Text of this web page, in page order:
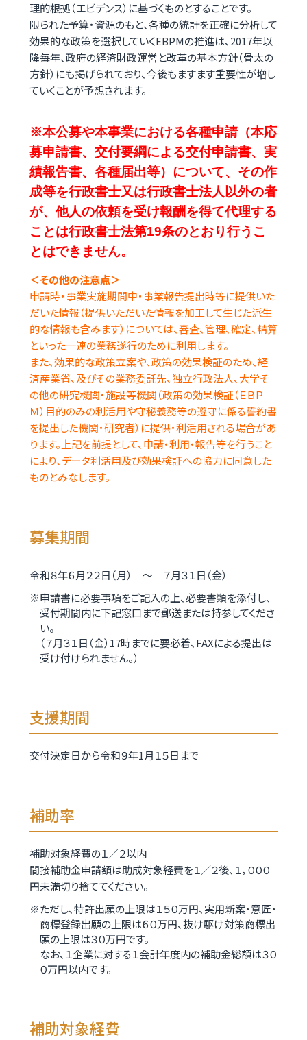
理的根拠（エビデンス）に基づくものとすることです。
限られた予算・資源のもと、各種の統計を正確に分析して
効果的な政策を選択していくEBPMの推進は、2017年以
降毎年、政府の経済財政運営と改革の基本方針（骨太の
方針）にも掲げられており、今後もますます重要性が増し
ていくことが予想されます。
※本公募や本事業における各種申請（本応
募申請書、交付要綱による交付申請書、実
績報告書、各種届出等）について、その作
成等を行政書士又は行政書士法人以外の者
が、他人の依頼を受け報酬を得て代理する
ことは行政書士法第19条のとおり行うこ
とはできません。
＜その他の注意点＞
申請時・事業実施期間中・事業報告提出時等に提供いた
だいた情報（提供いただいた情報を加工して生じた派生
的な情報も含みます）については、審査、管理、確定、精算
といった一連の業務遂行のために利用します。
また、効果的な政策立案や、政策の効果検証のため、経
済産業省、及びその業務委託先、独立行政法人、大学そ
の他の研究機関・施設等機関（政策の効果検証（ＥＢＰ
Ｍ）目的のみの利活用や守秘義務等の遵守に係る誓約書
を提出した機関・研究者）に提供・利活用される場合があ
ります。上記を前提として、申請・利用・報告等を行うこと
により、データ利活用及び効果検証への協力に同意した
ものとみなします。
募集期間
令和８年６月２２日（月） ～ ７月３１日（金）
申請書に必要事項をご記入の上、必要書類を添付し、
受付期間内に下記窓口まで郵送または持参してくださ
い。
（７月３１日（金）17時までに要必着、FAXによる提出は
受け付けられません。）
支援期間
交付決定日から令和９年1月１５日まで
補助率
補助対象経費の１／２以内
間接補助金申請額は助成対象経費を１／２後、１，０００
円未満切り捨ててください。
ただし、特許出願の上限は１５０万円、実用新案・意匠・
商標登録出願の上限は６０万円、抜け駆け対策商標出
願の上限は３０万円です。
なお、１企業に対する１会計年度内の補助金総額は３０
０万円以内です。
補助対象経費